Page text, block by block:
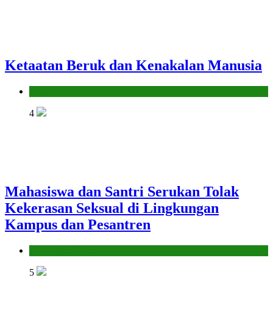
Ketaatan Beruk dan Kenakalan Manusia
4
Mahasiswa dan Santri Serukan Tolak
Kekerasan Seksual di Lingkungan
Kampus dan Pesantren
5